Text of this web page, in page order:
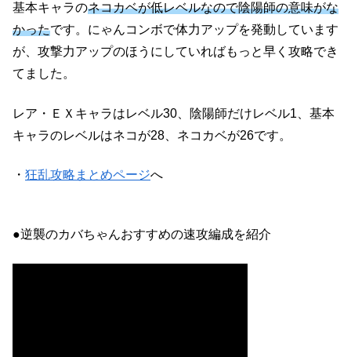
基本キャラのネコカベが低レベルなので陰陽師の意味がな
かったです。にゃんコンボで体力アップを発動しています
が、攻撃力アップのほうにしていればもっと早く攻略でき
てました。
レア・ＥＸキャラはレベル30、陰陽師だけレベル1、基本
キャラのレベルはネコが28、ネコカベが26です。
・ 狂乱攻略まとめページへ
●逆襲のカバちゃんおすすめの速攻編成を紹介